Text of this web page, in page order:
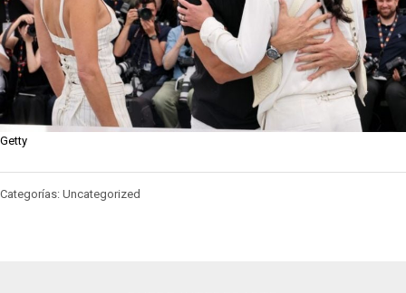
Getty
Categorías: Uncategorized